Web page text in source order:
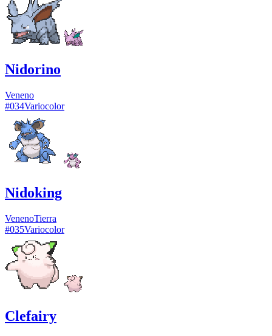
Nidorino
Veneno
#034Variocolor
Nidoking
VenenoTierra
#035Variocolor
Clefairy